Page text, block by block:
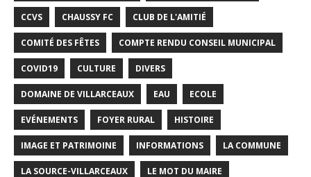
CCVS CHAUSSY FC CLUB DE L'AMITIÉ
COMITÉ DES FÊTES COMPTE RENDU CONSEIL MUNICIPAL
COVID19 CULTURE DIVERS
DOMAINE DE VILLARCEAUX EAU ECOLE
EVÉNEMENTS FOYER RURAL HISTOIRE
IMAGE ET PATRIMOINE INFORMATIONS LA COMMUNE
LA SOURCE-VILLARCEAUX LE MOT DU MAIRE